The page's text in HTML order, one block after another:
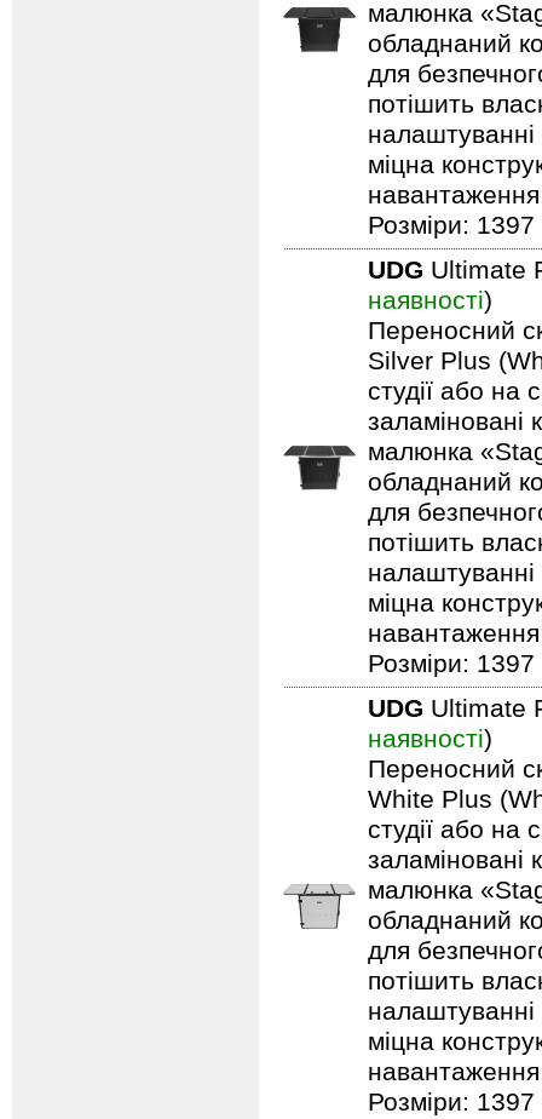
малюнка
обладнаний
для
потішить
міцна
Розміри:
UDG Ultimate
наявності)
Переносний
Silver Plus
студії або на
заламіновані
малюнка
обладнаний
для
потішить
міцна
Розміри:
UDG Ultimate
наявності)
Переносний
White Plus
студії або на
заламіновані
малюнка
обладнаний
для
потішить
міцна
Розміри: